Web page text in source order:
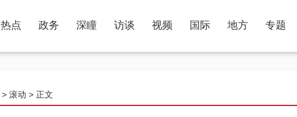
热点 政务 深瞳 访谈 视频 国际 地方 专题
> 滚动 > 正文